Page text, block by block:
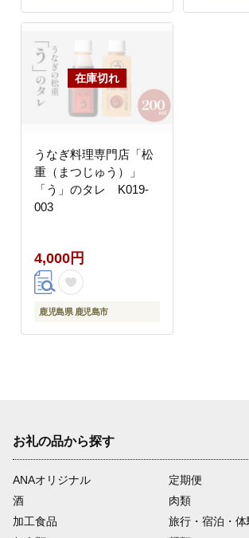
うなぎ料理専門店「松
重（まつじゅう）」
「う」のタレ K019-
003
4,000円
鹿児島県 鹿児島市
お礼の品から探す
ANAオリジナル
定期便
酒
肉類
加工食品
旅行・宿泊・体